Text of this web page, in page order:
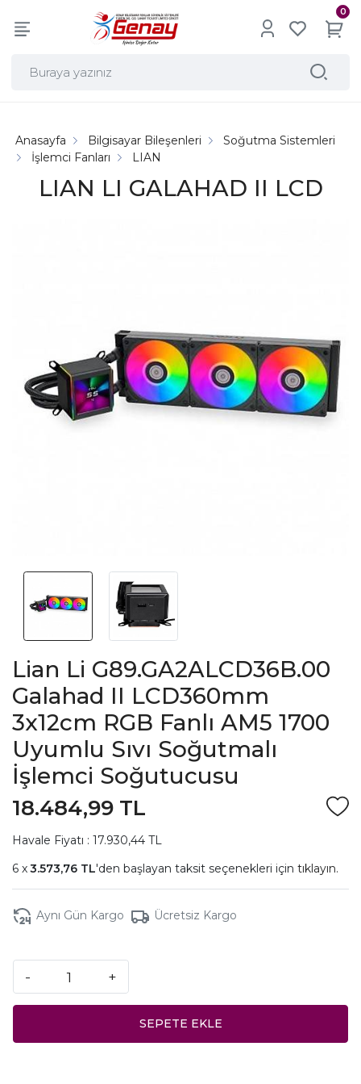
0
LIAN LI GALAHAD II LCD
Anasayfa Bilgisayar Bileşenleri
Soğutma Sistemleri
İşlemci Fanları
LIAN
Lian Li G89.GA2ALCD36B.00
Galahad II LCD360mm
3x12cm RGB Fanlı AM5 1700
Uyumlu Sıvı Soğutmalı
İşlemci Soğutucusu
18.484,99 TL
Havale Fiyatı : 17.930,44 TL
3.573,76 TL'den başlayan taksit seçenekleri için tıklayın.
Aynı Gün Kargo Ücretsiz Kargo
- +
SEPETE EKLE